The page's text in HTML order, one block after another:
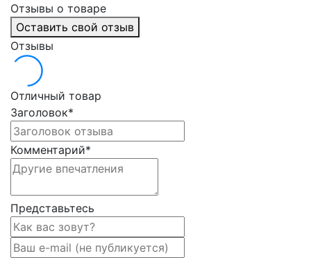
Отзывы о товаре
Оставить свой отзыв
Отзывы
Отличный товар
Заголовок*
Комментарий*
Представьтесь